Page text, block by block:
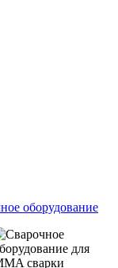
оборудование